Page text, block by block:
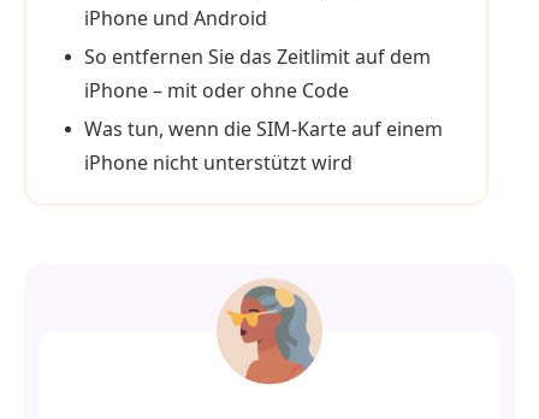
iPhone und Android
So entfernen Sie das Zeitlimit auf dem
iPhone – mit oder ohne Code
Was tun, wenn die SIM‑Karte auf einem
iPhone nicht unterstützt wird